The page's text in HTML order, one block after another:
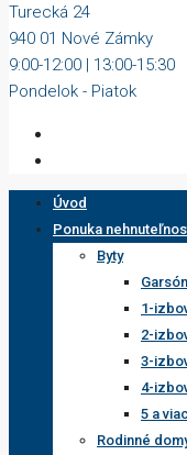
Turecká 24
940 01 Nové Zámky
9:00-12:00 | 13:00-15:30
Pondelok - Piatok
Úvod
Ponuka
Byty
1-
2-
3-
4-
5 a
Rodinné